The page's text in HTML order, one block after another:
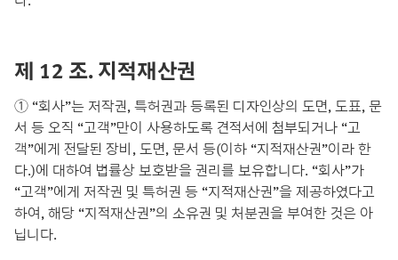
제 12 조. 지적재산권
① “회사”는 저작권, 특허권과 등록된 디자인상의 도면, 도표, 문
서 등 오직 “고객”만이 사용하도록 견적서에 첨부되거나 “고
객”에게 전달된 장비, 도면, 문서 등(이하 “지적재산권”이라 한
다.)에 대하여 법률상 보호받을 권리를 보유합니다. “회사”가
“고객”에게 저작권 및 특허권 등 “지적재산권”을 제공하였다고
하여, 해당 “지적재산권”의 소유권 및 처분권을 부여한 것은 아
닙니다.